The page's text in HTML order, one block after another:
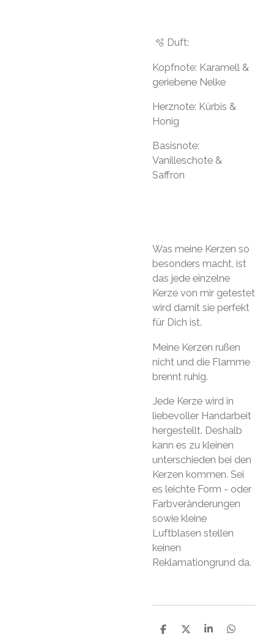
🫧 Duft:
Kopfnote: Karamell &
geriebene Nelke
Herznote: Kürbis &
Honig
Basisnote:
Vanilleschote &
Saffron
Was meine Kerzen so
besonders macht, ist
das jede einzelne
Kerze von mir getestet
wird damit sie perfekt
für Dich ist.
Meine Kerzen rußen
nicht und die Flamme
brennt ruhig.
Jede Kerze wird in
liebevoller Handarbeit
hergestellt. Deshalb
kann es zu kleinen
unterschieden bei den
Kerzen kommen. Sei
es leichte Form - oder
Farbveränderungen
sowie kleine
Luftblasen stellen
keinen
Reklamationgrund da.
S
S
S
S